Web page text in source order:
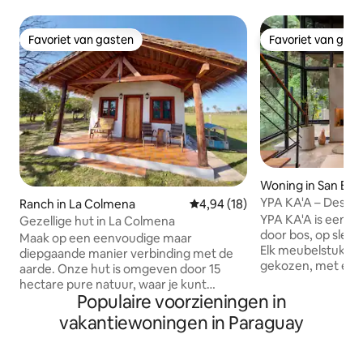
Favoriet van gasten
Favoriet van gasten
Ranch in La Colmena Gemiddelde beoordeling van
4,94 (18)
Gezellige hut in La Colmena
Maak op een eenvoudige maar
diepgaande manier verbinding met de
aarde. Onze hut is omgeven door 15
hectare pure natuur, waar je kunt
genieten van wilde en gedomesticeerde
dieren, beken, natuurlijke bronnen en
vooral — rust. Een perfecte plek om te
Favoriet van
Favoriet van
Woning in San
YPA KA'A –
natuur
YPA KA'A is een
door bos, op
Elk meubelstuk
gekozen, met
functionaliteit Het is uitgerust voor
werken op
inspirerende en
Populaire voorzieningen in
vakantiewoningen in Paraguay